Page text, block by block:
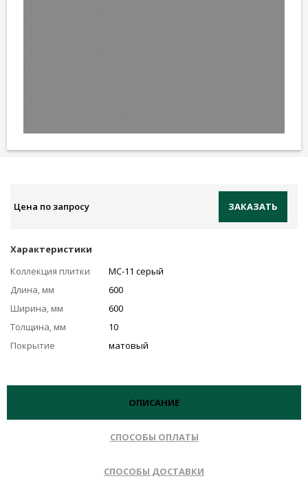
Цена по запросу ЗАКАЗАТЬ
Характеристики
Коллекция плитки
MC-11 серый
Длина, мм
600
Ширина, мм
600
Толщина, мм
10
Покрытие
матовый
ОПИСАНИЕ
СПОСОБЫ ОПЛАТЫ
СПОСОБЫ ДОСТАВКИ